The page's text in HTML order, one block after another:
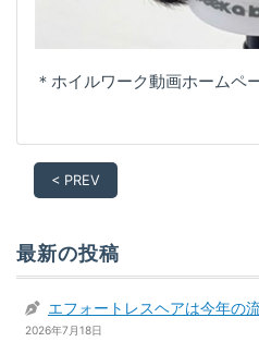
＊ホイルワーク動画ホームペ
< PREV
最新の投稿
エフォートレスヘアは今年の
2026年7月18日